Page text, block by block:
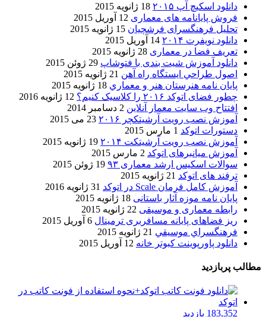
دانلود اسکیچ آپ ۲۰۱۵
18 ژانویه 2015
فروش پایانامه های معماری 12 آوریل 2015
تحلیل فرهنگسرای فرشچیان 15 ژانویه 2015
دانلود نویفرت ۲۰۱۴
14 آوریل 2015
تعریف فضا در معماری 28 ژانویه 2015
دانلود آموزش شیت بندی با فتوشاپ 29 ژوئن 2015
اصول طراحي ایستگاه راه آهن 21 ژانویه 2015
پایان نامه هنرستان هنر و معماري 18 ژانویه 2015
چطور فضای اتوکد ۲۰۱۶ را کلاسیک کنیم؟
12 ژانویه 2016
افتتاح وب سایت معمار آنلاین 2 دسامبر 2014
آموزش نصب رویت آرشیتکچر ۲۰۱۶
23 می 2015
دستورات اتوکد 1 مارس 2015
آموزش نصب رویت آرشیتکت ۲۰۱۴
19 ژانویه 2015
آموزش میانبرهای اتوکد 2 مارس 2015
سوالات اسکیس ارشد معماری ۹۳
19 ژوئن 2015
ترفند های اتوکد 21 ژانویه 2015
آموزش کامل فرمان Scale در اتوکد
31 ژانویه 2016
پایان نامه موزه آثار باستانی 18 ژانویه 2015
رابطه معماری و موسیقی 22 ژانویه 2015
ریز فضاهای پایانه مسافربری ترمینال 6 آوریل 2015
فرهنگسراي موسيقي 21 ژانویه 2015
دانلود پاورپوینت کبوتر خانه 12 آوریل 2015
مطالب پربازدید
183,352 بازدید